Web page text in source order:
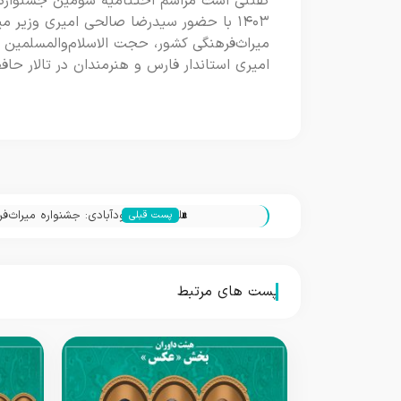
۱۴۰۳ با حضور سیدرضا صالحی امیری
میراث‌فرهنگی کشور، حجت
امیری استاندار فارس و هنرمندان در تالار
« پست قبلی
علی‌اصغر داوودآبادی: جشنواره
پست های مرتبط